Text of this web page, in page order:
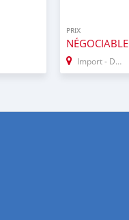
PRIX
NÉGOCIABLE
Import - Dubai